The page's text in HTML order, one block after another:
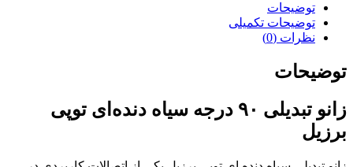
توضیحات
توضیحات تکمیلی
نظرات (0)
توضیحات
زانو تبدیلی ۹۰ درجه سیاه دنده‌ای توپی
برزیل